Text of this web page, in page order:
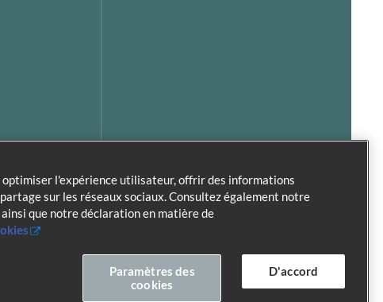
optimiser l'expérience utilisateur, offrir des informations
sur les réseaux sociaux. Consultez également notre
que notre déclaration en matière de
Paramètres des
cookies
D'accord